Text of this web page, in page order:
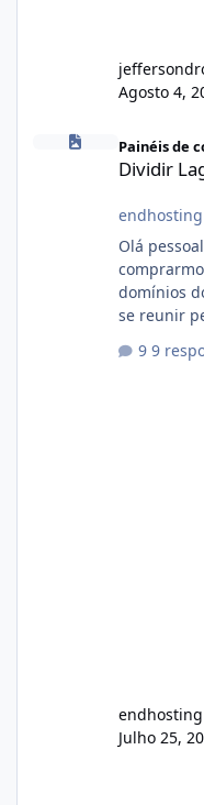
Agosto 4,
Dividir Lagom para 5
Painéis de
Dividir
endhosting
Olá
domínios do
se reunir
9
endhosting
Julho 25,